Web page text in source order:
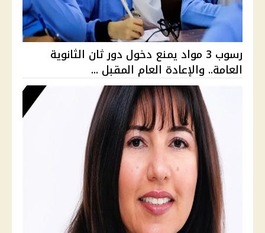
رسوب 3 مواد يمنع دخول دور ثان الثانوية
العامة.. والإعادة العام المقبل ...